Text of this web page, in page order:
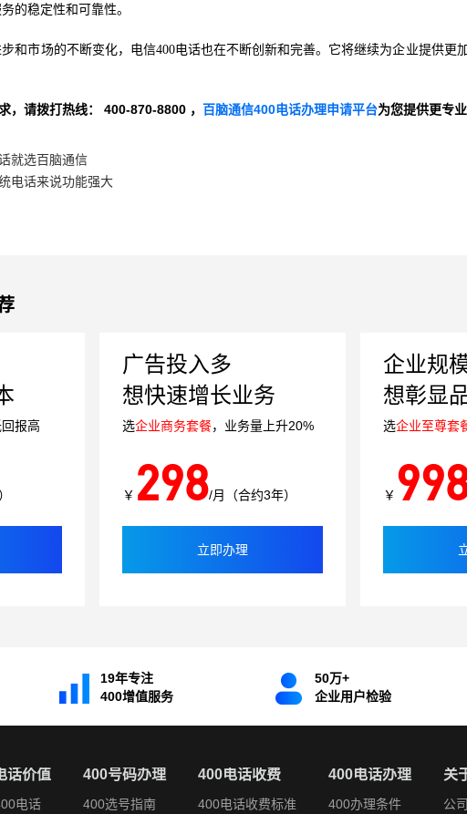
的稳定性和可靠性。
和市场的不断变化，电信400电话也在不断创新和完善。它将继续为企业提供更
，请拨打热线： 400-870-8800 ， 百脑通信400电话办理申请平台为您提供更专
就选百脑通信
电话来说功能强大
报高
广告投入多
想快速增长业务
选企业商务套餐，业务量上升20%
￥ 298/月（合约3年）
立即办理
企业规
想彰显
选企业至尊套
￥
19年专注
400增值服务
50万+
企业用户检验
话价值
电话
400号码办理
400选号指南
400电话收费
400电话收费标准
400电话办理
400办理条件
关
公